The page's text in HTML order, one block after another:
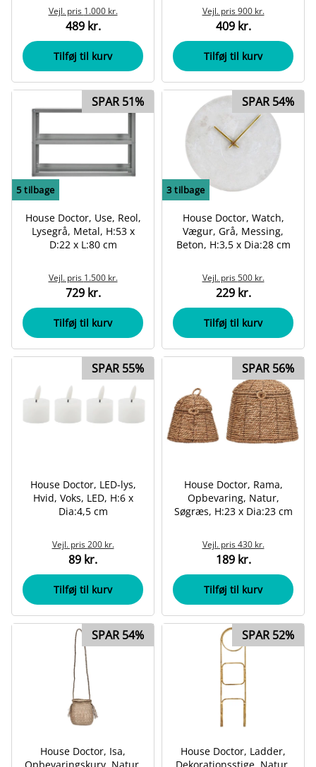
Vejl. pris 1.000 kr.
489 kr.
Tilføj til kurv
Vejl. pris900 kr.
409 kr.
Tilføj til kurv
5tilbage
SPAR 51%
House Doctor, Use, Reol,
Lysegrå, Metal, H:53 x
D:22 x L:80 cm
Vejl. pris 1.500 kr.
729 kr.
Tilføj til kurv
3tilbage
SPAR 54%
House Doctor, Watch,
Vægur, Grå, Messing,
Beton, H:3,5 x Dia:28 cm
Vejl. pris500 kr.
229 kr.
Tilføj til kurv
SPAR 55%
House Doctor, LED-lys,
Hvid, Voks, LED, H:6 x
Dia:4,5 cm
Vejl. pris200 kr.
89 kr.
Tilføj til kurv
SPAR 56%
House Doctor, Rama,
Opbevaring, Natur,
Søgræs, H:23 x Dia:23 cm
Vejl. pris430 kr.
189 kr.
Tilføj til kurv
SPAR 54%
House Doctor, Isa,
Opbevaringskurv, Natur,
SPAR 52%
House Doctor, Ladder,
Dekorationsstige, Natur,